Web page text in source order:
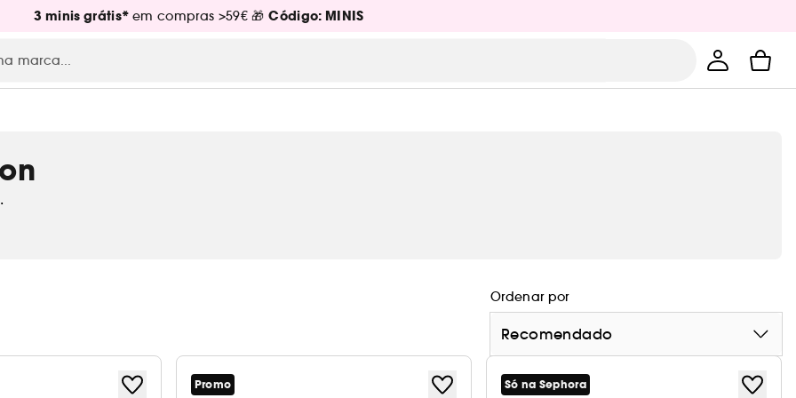
3 minis grátis* em compras >59€ 🎁Código: MINIS
Ordenar por
Recomendado
Promo Só na Sephora